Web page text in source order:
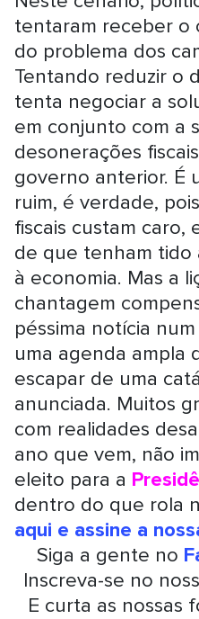
tentaram receber o
do problema dos
Tentando reduzir o
tenta negociar a
em conjunto com a
desonerações
governo anterior. É
ruim, é verdade,
fiscais custam caro,
de que tenham tido
à economia. Mas a
chantagem
péssima notícia
uma agenda ampla
escapar de uma
anunciada. Muitos
com realidades
ano que vem, não
eleito para a
dentro do que rola
aqui e assine a
Siga a gente no
Inscreva-se no
E curta as nossas